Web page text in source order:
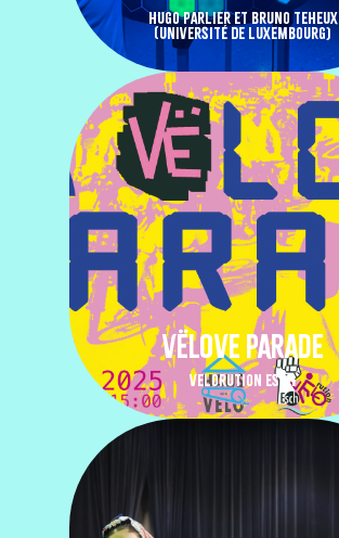
HUGO PARLIER ET BRUNO TEHEUX
(UNIVERSITÉ DE LUXEMBOURG)
VËLOVE PARADE
VELORUTION ESCH